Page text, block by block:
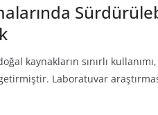
kaynakların sınırlı
Laboratuvar